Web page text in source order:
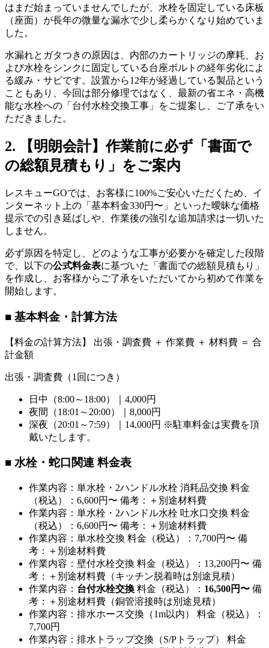
はまだ始まっていませんでしたが、水栓を固定している床板
（座面）が長年の微量な漏水で少し柔らかくなり始めていま
した。
水漏れとガタつきの原因は、内部のカートリッジの摩耗、お
よび水栓をシンクに固定している台座ボルトの経年劣化によ
る緩み・サビです。設置から12年が経過している製品という
こともあり、今回は部分修理ではなく、最新の省エネ・高機
能な水栓への「台付水栓交換工事」をご提案し、ご了承をい
ただきました。
2. 【明朗会計】作業前に必ず「書面で
の総額見積もり」をご案内
レスキューGOでは、お客様に100%ご安心いただくため、イ
ンターネット上の「基本料金330円〜」といった曖昧な価格
提示での引き延ばしや、作業後の強引な追加請求は一切いた
しません。
必ず原因を特定し、どのような工事が必要かを確定した段階
で、以下の公式料金表に基づいた「書面での総額見積もり」
を作成し、お客様からご了承をいただいてから初めて作業を
開始します。
■ 基本料金・計算方法
【料金の計算方法】 出張・調査費 ＋ 作業費 ＋ 材料費 ＝ 合
計金額
出張・調査費（1回につき）
日中（8:00～18:00）｜4,000円
夜間（18:01～20:00）｜8,000円
深夜（20:01～7:59）｜14,000円 ※駐車料金は実費を頂
戴いたします。
■ 水栓・蛇口関連 料金表
作業内容：単水栓・2ハンドル水栓 消耗品交換 料金
（税込）：6,600円〜 備考：＋別途材料費
作業内容：単水栓・2ハンドル水栓 吐水口交換 料金
（税込）：6,600円〜 備考：＋別途材料費
作業内容：単水栓交換 料金（税込）：7,700円〜 備
考：＋別途材料費
作業内容：壁付水栓交換 料金（税込）：13,200円〜 備
考：＋別途材料費（キッチン脱着時は別途見積）
作業内容： 台付水栓交換 料金（税込）： 16,500円〜 備
考：＋別途材料費（銅管溶接時は別途見積）
作業内容：排水ホース交換（1m以内） 料金（税込）：
7,700円
作業内容：排水トラップ交換（S/Pトラップ） 料金